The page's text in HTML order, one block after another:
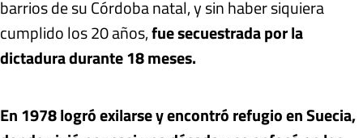
barrios de su Córdoba natal, y sin haber siquiera
cumplido los 20 años,fue secuestrada por la
dictadura durante 18 meses.
En 1978 logró exilarse y encontró refugio en Suecia,